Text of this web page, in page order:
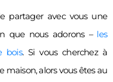
partager avec vous une
que nous adorons – les
bois. Si vous cherchez à
maison, alors vous êtes au